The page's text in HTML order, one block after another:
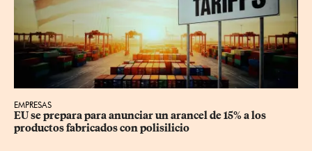
EMPRESAS
EU se prepara para anunciar un arancel de 15% a los
productos fabricados con polisilicio